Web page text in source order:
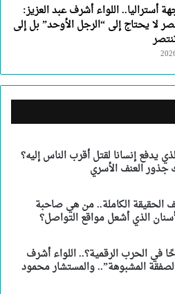
أستراليا.. اللواء أشرف عبد العزيز:
لا يحتاج إلى “الرجل الأوحد” بل إلى
يدفع إنسانا لقتل أقرب الناس إليه؟
جذور العنف الأسري
الحقيقة الكاملة.. من هي صاحبة
الذي أشعل مواقع التواصل؟
في الحرب الرقمية؟.. اللواء أشرف
المشبوهة”.. والمستشار محمود